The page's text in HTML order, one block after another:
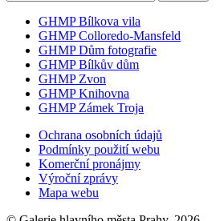
GHMP Bílkova vila
GHMP Colloredo-Mansfeld
GHMP Dům fotografie
GHMP Bílkův dům
GHMP Zvon
GHMP Knihovna
GHMP Zámek Troja
Ochrana osobních údajů
Podmínky použití webu
Komerční pronájmy
Výroční zprávy
Mapa webu